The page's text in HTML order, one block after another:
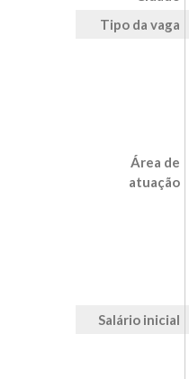
Tipo da vaga
Área de
atuação
Salário inicial